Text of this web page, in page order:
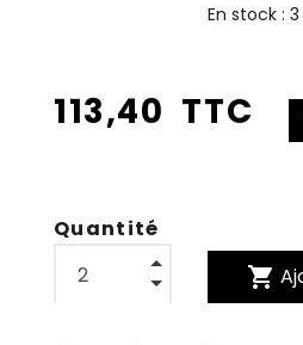
En stock :
113,40 TTC
Quantité
shopping_cart